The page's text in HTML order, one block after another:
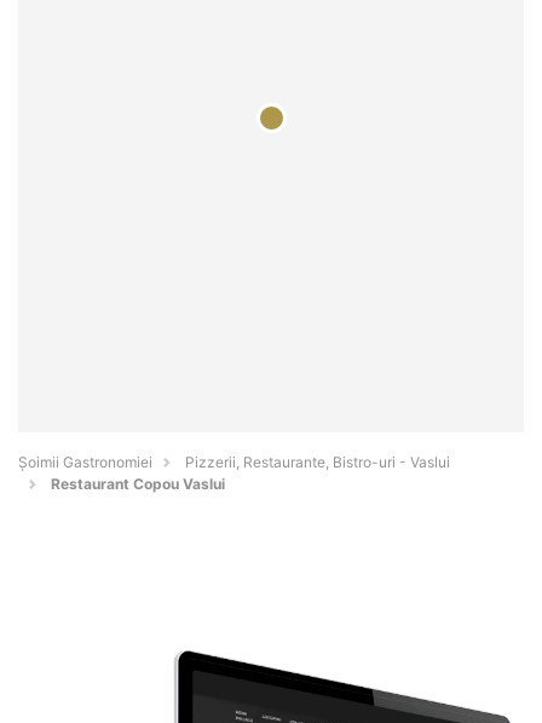
Șoimii Gastronomiei
Pizzerii, Restaurante, Bistro-uri - Vaslui
Restaurant Copou Vaslui